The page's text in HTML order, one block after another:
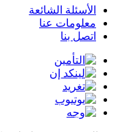
الأسئلة الشائعة
معلومات عنا
اتصل بنا